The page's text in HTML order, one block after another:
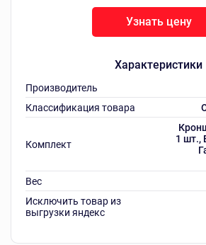
Характеристики
Производитель
Классификация товара
Комплект
1 шт.,
Вес
Исключить товар из
выгрузки яндекс
Узнать цену